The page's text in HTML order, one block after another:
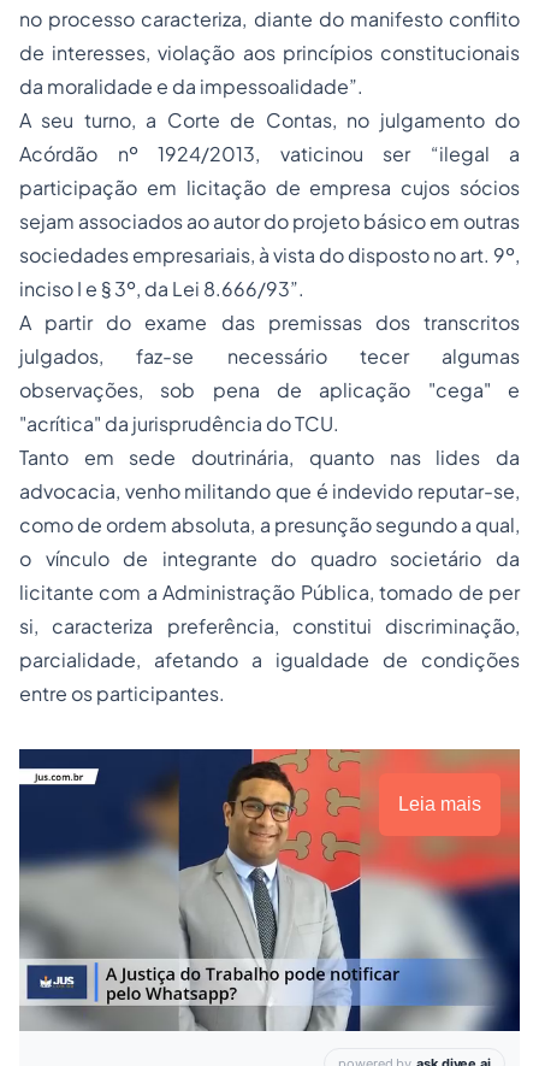
no processo caracteriza, diante do manifesto conflito
de interesses, violação aos princípios constitucionais
da moralidade e da impessoalidade”.
A seu turno, a Corte de Contas, no julgamento do
Acórdão nº 1924/2013, vaticinou ser “ilegal a
participação em licitação de empresa cujos sócios
sejam associados ao autor do projeto básico em outras
sociedades empresariais, à vista do disposto no art. 9º,
inciso I e § 3º, da Lei 8.666/93”.
A partir do exame das premissas dos transcritos
julgados, faz-se necessário tecer algumas
observações, sob pena de aplicação "cega" e
"acrítica" da jurisprudência do TCU.
Tanto em sede doutrinária, quanto nas lides da
advocacia, venho militando que é indevido reputar-se,
como de ordem absoluta, a presunção segundo a qual,
o vínculo de integrante do quadro societário da
licitante com a Administração Pública, tomado de per
si, caracteriza preferência, constitui discriminação,
parcialidade, afetando a igualdade de condições
entre os participantes.
Leia mais